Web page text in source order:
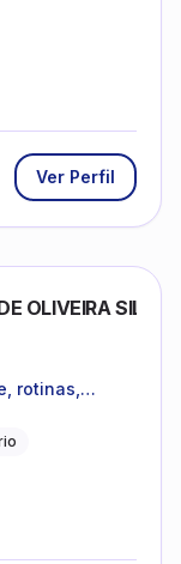
Ver Perfil
OLIVEIRA SILVA
rotinas,